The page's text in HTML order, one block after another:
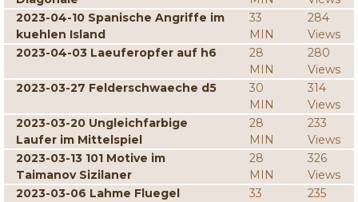
2023-04-10 Spanische Angriffe im
kuehlen Island
33
MIN
284
Views
2023-04-03 Laeuferopfer auf h6
28
MIN
280
Views
2023-03-27 Felderschwaeche d5
30
MIN
314
Views
2023-03-20 Ungleichfarbige
Laufer im Mittelspiel
28
MIN
233
Views
2023-03-13 101 Motive im
Taimanov Sizilaner
28
MIN
326
Views
2023-03-06 Lahme Fluegel
33
235